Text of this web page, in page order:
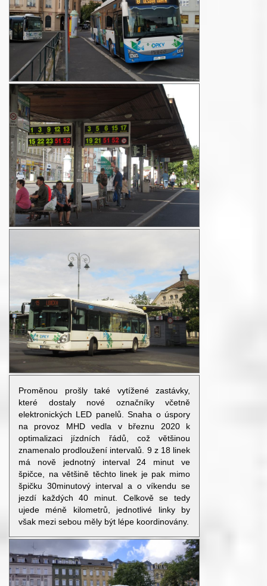
Proměnou prošly také vytížené zastávky,
které dostaly nové označníky včetně
elektronických LED panelů. Snaha o úspory
na provoz MHD vedla v březnu 2020 k
optimalizaci jízdních řádů, což většinou
znamenalo prodloužení intervalů. 9 z 18 linek
má nově jednotný interval 24 minut ve
špičce, na většině těchto linek je pak mimo
špičku 30minutový interval a o víkendu se
jezdí každých 40 minut. Celkově se tedy
ujede méně kilometrů, jednotlivé linky by
však mezi sebou měly být lépe koordinovány.